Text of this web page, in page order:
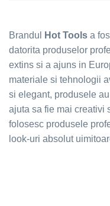
Brandul Hot Tools a
datorita produselor
extins si a ajuns in
materiale si tehnologii
si elegant, produsele
ajuta sa fie mai creativi
folosesc produsele
look-uri absolut